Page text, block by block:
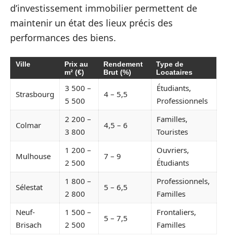
d’investissement immobilier permettent de
maintenir un état des lieux précis des
performances des biens.
Ville
Prix au
m² (€)
Rendement
Brut (%)
Type de
Locataires
Strasbourg
3 500 –
5 500
4 – 5,5
Étudiants,
Professionnels
Colmar
2 200 –
3 800
4,5 – 6
Familles,
Touristes
Mulhouse
1 200 –
2 500
7 – 9
Ouvriers,
Étudiants
Sélestat
1 800 –
2 800
5 – 6,5
Professionnels,
Familles
Neuf-
Brisach
1 500 –
2 500
5 – 7,5
Frontaliers,
Familles